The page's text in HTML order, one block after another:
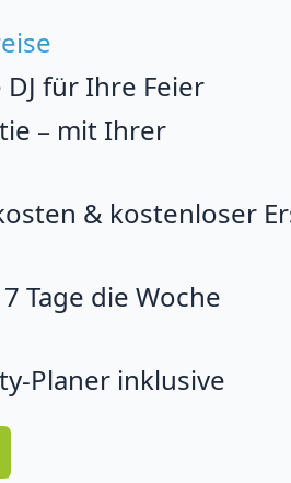
für Ihre Feier
– mit Ihrer
& kostenloser
Tage die Woche
Planer inklusive